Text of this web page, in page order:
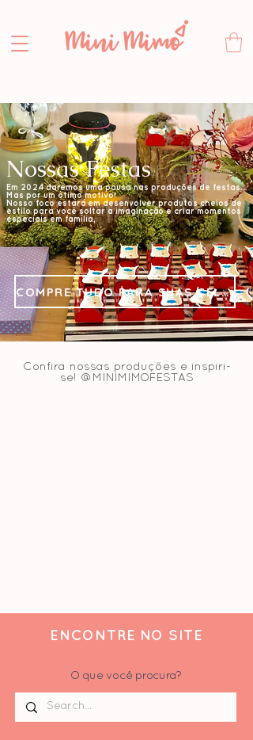
Nossas Festas
Em 2024 daremos uma pausa nas produções de festas...
Mas por um ótimo motivo!
Nosso foco estará em desenvolver produtos cheios de
estilo para você soltar a imaginação e criar momentos
especiais em família,
COMPRE TUDO PARA SUAS CELEBRAÇÕES
Confira nossas produções e inspiri-
se! @MINIMIMOFESTAS
ENCONTRE NO SITE
O que você procura?